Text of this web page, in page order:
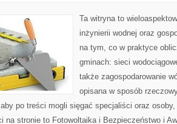
Ta witryna to
inżynierii wodnej oraz
na tym, co w praktyce
gminach: sieci
także zagospodarowanie
opisana w sposób
po treści mogli sięgać specjaliści oraz
na stronie to Fotowoltaika i Bezpieczeństwo i